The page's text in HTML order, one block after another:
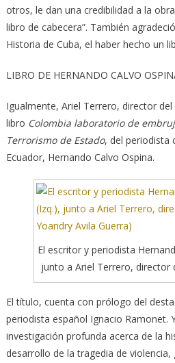
otros, le dan una credibilidad a la
libro de cabecera”. También
Historia de Cuba, el haber hecho un
LIBRO DE HERNANDO CALVO
Igualmente, Ariel Terrero, director del
libro Colombia laboratorio de
Terrorismo de Estado, del periodista
Ecuador, Hernando Calvo Ospina.
El escritor y periodista
junto a Ariel Terrero, director
El título, cuenta con prólogo del
periodista español Ignacio Ramonet.
investigación profunda acerca de la
desarrollo de la tragedia de